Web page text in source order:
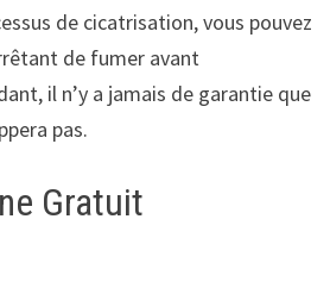
de cicatrisation, vous pouvez
de fumer avant
il n’y a jamais de garantie que
pas.
Gratuit